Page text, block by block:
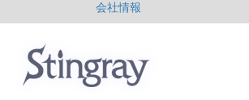
会社情報